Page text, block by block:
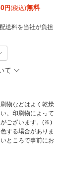
円(税込)無料
送料を当社が負担
て
物などはよく乾燥
。印刷物によって
がございます。(※)
する場合がありま
ところで事前にお